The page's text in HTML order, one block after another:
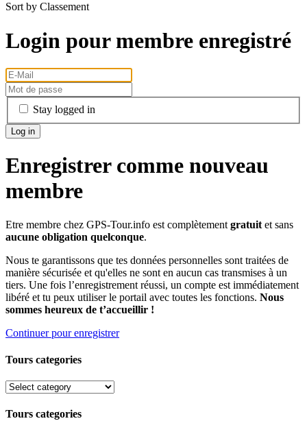
Sort by Classement
Login pour membre enregistré
Stay logged in
Enregistrer comme nouveau
membre
Etre membre chez GPS-Tour.info est complètement gratuit et sans
aucune obligation quelconque.
Nous te garantissons que tes données personnelles sont traitées de
manière sécurisée et qu'elles ne sont en aucun cas transmises à un
tiers. Une fois l’enregistrement réussi, un compte est immédiatement
libéré et tu peux utiliser le portail avec toutes les fonctions. Nous
sommes heureux de t’accueillir !
Continuer pour enregistrer
Tours categories
Tours categories